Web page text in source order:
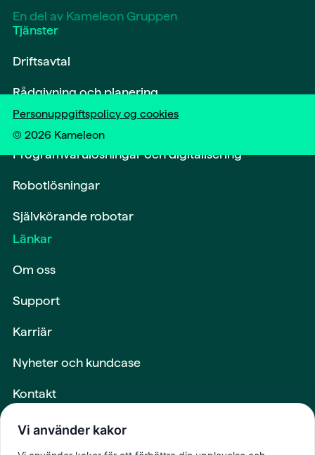
En del av Kameleon Gruppen
Tjänster
Driftsavtal
Rådgivning och planering
Märkning och spårning
Programvarulösningar och digitalisering
Robotlösningar
Självkörande robotar
Länkar
Om oss
Support
Karriär
Nyheter och kundcase
Kontakt
Maskiner och utrustning
© 2026 Kameleon
Personuppgiftspolicy og cookies
Vi använder kakor